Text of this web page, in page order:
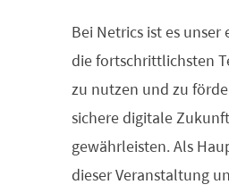
Bei Netrics ist es unser
die fortschrittlichsten
zu nutzen und zu
sichere digitale
gewährleisten. Als
dieser Veranstaltung